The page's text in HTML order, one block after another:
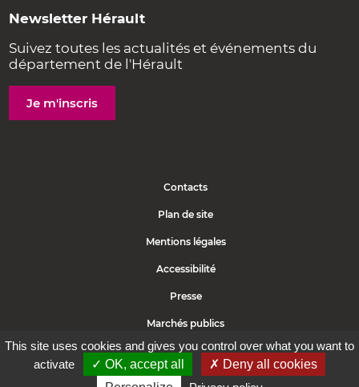
This site uses cookies and gives you control over what you want to
activate
✓ OK, accept all
✗ Deny all cookies
Newsletter Hérault
Suivez toutes les actualités et événements du
département de l'Hérault
Je m'inscris
Contacts
Plan de site
Mentions légales
Accessibilité
Presse
Marchés publics
Politique de cookies
Protection des données